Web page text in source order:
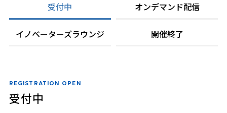
受付中 オンデマンド配信
イノベーターズラウンジ 開催終了
REGISTRATION OPEN
受付中